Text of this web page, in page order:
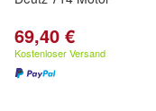
69,40 €
Kostenloser Versand